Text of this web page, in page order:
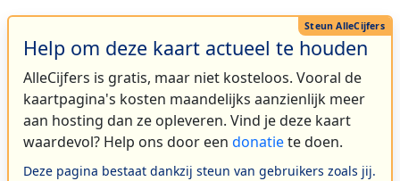
Help om deze kaart actueel te houden
AlleCijfers is gratis, maar niet kosteloos. Vooral de
kaartpagina's kosten maandelijks aanzienlijk meer
aan hosting dan ze opleveren. Vind je deze kaart
waardevol? Help ons door een donatiete doen.
Deze pagina bestaat dankzij steun van gebruikers zoals jij.